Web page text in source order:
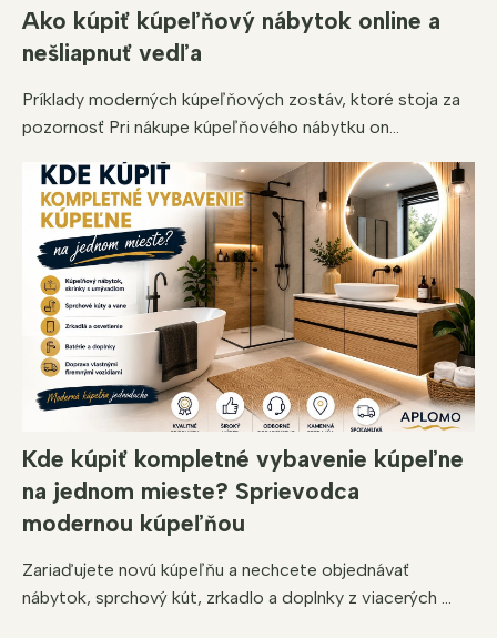
Ako kúpiť kúpeľňový nábytok online a
nešliapnuť vedľa
Príklady moderných kúpeľňových zostáv, ktoré stoja za
pozornosť Pri nákupe kúpeľňového nábytku on...
Kde kúpiť kompletné vybavenie kúpeľne
na jednom mieste? Sprievodca
modernou kúpeľňou
Zariaďujete novú kúpeľňu a nechcete objednávať
nábytok, sprchový kút, zrkadlo a doplnky z viacerých ...